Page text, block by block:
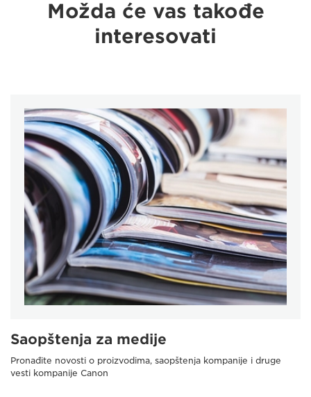
Možda će vas takođe
interesovati
Saopštenja za medije
Pronađite novosti o proizvodima, saopštenja kompanije i druge
vesti kompanije Canon